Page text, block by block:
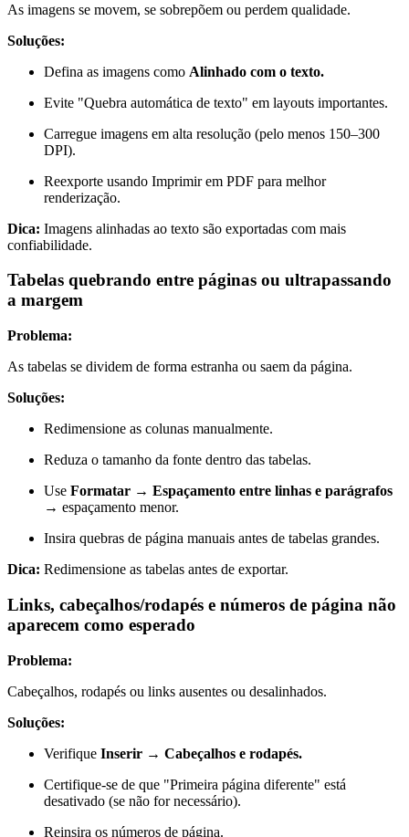
As imagens se movem, se sobrepõem ou perdem qualidade.
Soluções:
Defina as imagens como Alinhado com o texto.
Evite "Quebra automática de texto" em layouts importantes.
Carregue imagens em alta resolução (pelo menos 150–300
DPI).
Reexporte usando Imprimir em PDF para melhor
renderização.
Dica: Imagens alinhadas ao texto são exportadas com mais
confiabilidade.
Tabelas quebrando entre páginas ou ultrapassando
a margem
Problema:
As tabelas se dividem de forma estranha ou saem da página.
Soluções:
Redimensione as colunas manualmente.
Reduza o tamanho da fonte dentro das tabelas.
Use Formatar → Espaçamento entre linhas e parágrafos
→ espaçamento menor.
Insira quebras de página manuais antes de tabelas grandes.
Dica: Redimensione as tabelas antes de exportar.
Links, cabeçalhos/rodapés e números de página não
aparecem como esperado
Problema:
Cabeçalhos, rodapés ou links ausentes ou desalinhados.
Soluções:
Verifique Inserir → Cabeçalhos e rodapés.
Certifique-se de que "Primeira página diferente" está
desativado (se não for necessário).
Reinsira os números de página.